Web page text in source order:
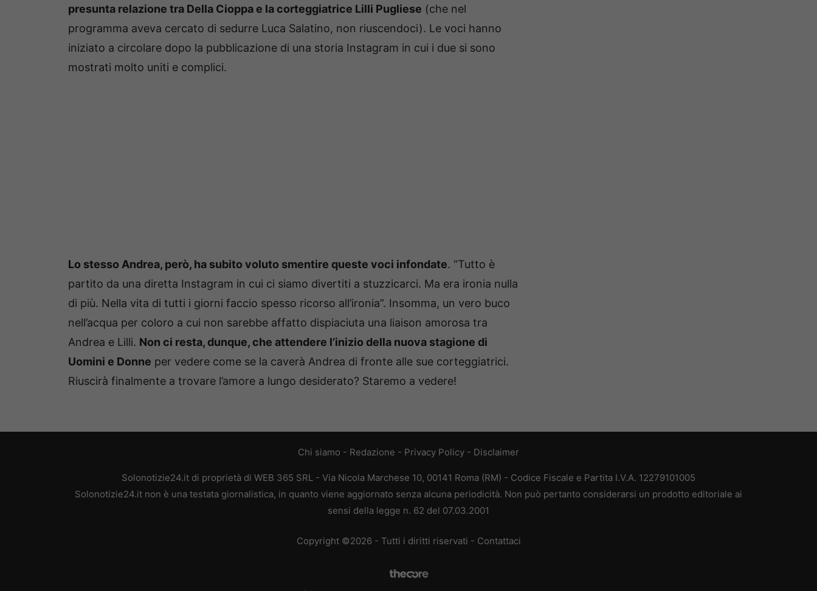
presunta relazione tra Della Cioppa e la corteggiatrice Lilli Pugliese (che nel
programma aveva cercato di sedurre Luca Salatino, non riuscendoci). Le voci hanno
iniziato a circolare dopo la pubblicazione di una storia Instagram in cui i due si sono
mostrati molto uniti e complici.
Lo stesso Andrea, però, ha subito voluto smentire queste voci infondate. “Tutto è
partito da una diretta Instagram in cui ci siamo divertiti a stuzzicarci. Ma era ironia nulla
di più. Nella vita di tutti i giorni faccio spesso ricorso all’ironia”. Insomma, un vero buco
nell’acqua per coloro a cui non sarebbe affatto dispiaciuta una liaison amorosa tra
Andrea e Lilli. Non ci resta, dunque, che attendere l’inizio della nuova stagione di
Uomini e Donne per vedere come se la caverà Andrea di fronte alle sue corteggiatrici.
Riuscirà finalmente a trovare l’amore a lungo desiderato? Staremo a vedere!
Chi siamo - Redazione - Privacy Policy - Disclaimer
Solonotizie24.it di proprietà di WEB 365 SRL - Via Nicola Marchese 10, 00141 Roma (RM) - Codice Fiscale e Partita I.V.A. 12279101005
Solonotizie24.it non è una testata giornalistica, in quanto viene aggiornato senza alcuna periodicità. Non può pertanto considerarsi un prodotto editoriale ai
sensi della legge n. 62 del 07.03.2001
Copyright ©2026 - Tutti i diritti riservati - Contattaci